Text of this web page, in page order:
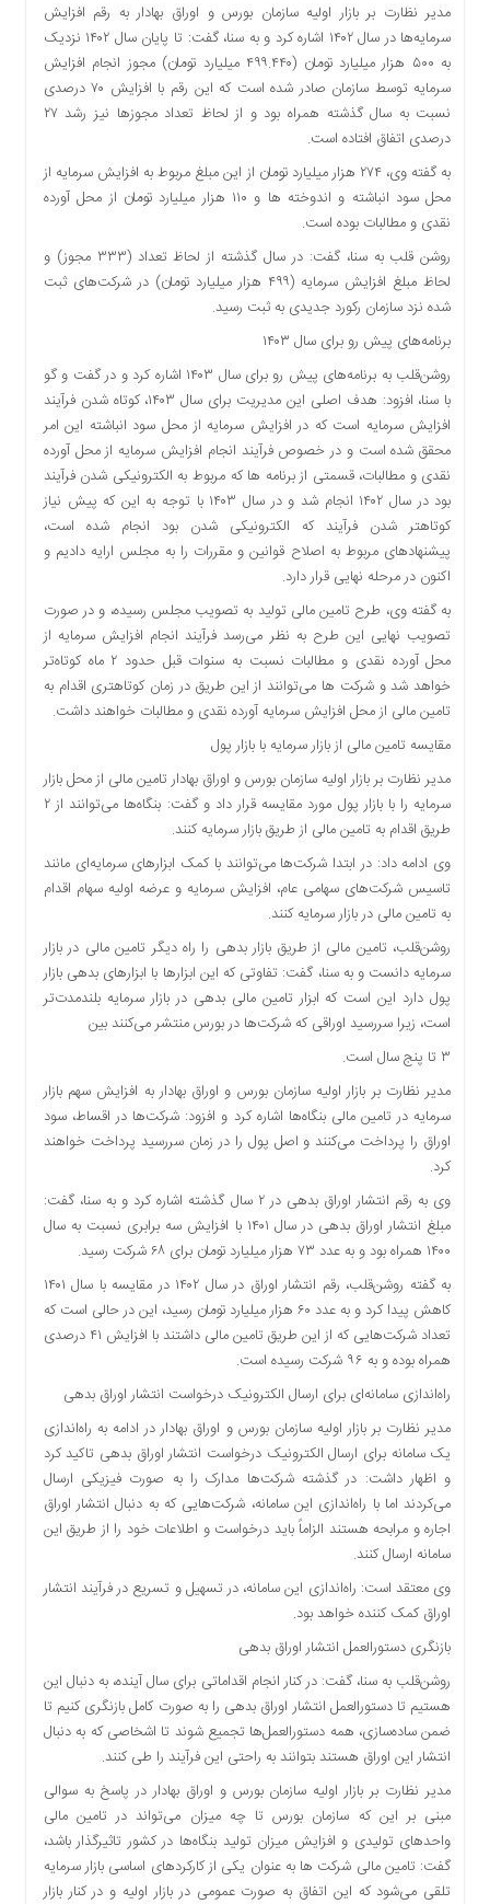
بین
الملل
یادداشت
چند
رسانه
یادداشت
مدیر نظارت بر بازار اولیه سازمان بورس و اوراق بهادار به رقم افزایش
سرمایه‌ها در سال ۱۴۰۲ اشاره کرد و به سنا، گفت: تا پایان سال ۱۴۰۲ نزدیک
به ۵۰۰ هزار میلیارد تومان (۴۹۹.۴۴۰ میلیارد تومان) مجوز انجام افزایش
سرمایه توسط سازمان صادر شده است که این رقم با افزایش ۷۰ درصدی
نسبت به سال گذشته همراه بود و از لحاظ تعداد مجوزها نیز رشد ۲۷
درصدی اتفاق افتاده است.
به گفته وی، ۲۷۴ هزار میلیارد تومان از این مبلغ مربوط به افزایش سرمایه از
محل سود انباشته و اندوخته ها و ۱۱۰ هزار میلیارد تومان از محل آورده
نقدی و مطالبات بوده است.
روشن قلب به سنا، گفت: در سال گذشته از لحاظ تعداد (۳۳۳ مجوز) و
لحاظ مبلغ افزایش سرمایه (۴۹۹ هزار میلیارد تومان) در شرکت‌های ثبت
شده نزد سازمان رکورد جدیدی به ثبت رسید.
برنامه‌های پیش رو برای سال ۱۴۰۳
روشن‌قلب به برنامه‌های پیش رو برای سال ۱۴۰۳ اشاره کرد و در گفت و گو
با سنا، افزود: هدف اصلی این مدیریت برای سال ۱۴۰۳، کوتاه شدن فرآیند
افزایش سرمایه است که در افزایش سرمایه از محل سود انباشته این امر
محقق شده است و در خصوص فرآیند انجام افزایش سرمایه از محل آورده
نقدی و مطالبات، قسمتی از برنامه ها که مربوط به الکترونیکی شدن فرآیند
بود در سال ۱۴۰۲ انجام شد و در سال ۱۴۰۳ با توجه به این که پیش نیاز
کوتاهتر شدن فرآیند که الکترونیکی شدن بود انجام شده است،
پیشنهادهای مربوط به اصلاح قوانین و مقررات را به مجلس ارایه دادیم و
اکنون در مرحله نهایی قرار دارد.
به گفته وی، طرح تامین مالی تولید به تصویب مجلس رسیده، و در صورت
تصویب نهایی این طرح به نظر می‌رسد فرآیند انجام افزایش سرمایه از
محل آورده نقدی و مطالبات نسبت به سنوات قبل حدود ۲ ماه کوتاه‌تر
خواهد شد و شرکت ها می‌توانند از این طریق در زمان کوتاهتری اقدام به
تامین مالی از محل افزایش سرمایه آورده نقدی و مطالبات خواهند داشت.
مقایسه تامین مالی از بازار سرمایه با بازار پول
مدیر نظارت بر بازار اولیه سازمان بورس و اوراق بهادار تامین مالی از محل بازار
سرمایه را با بازار پول مورد مقایسه قرار داد و گفت: بنگاه‌ها می‌توانند از ۲
طریق اقدام به تامین مالی از طریق بازار سرمایه کنند.
وی ادامه داد: در ابتدا شرکت‌ها می‌توانند با کمک ابزارهای سرمایه‌ای مانند
تاسیس شرکت‌های سهامی عام، افزایش سرمایه و عرضه اولیه سهام اقدام
به تامین مالی در بازار سرمایه کنند.
روشن‌قلب، تامین مالی از طریق بازار بدهی را راه‌ دیگر تامین مالی در بازار
سرمایه دانست و به سنا، گفت: تفاوتی که این ابزارها با ابزارهای بدهی بازار
پول دارد این است که ابزار تامین مالی بدهی در بازار سرمایه بلندمدت‌تر
است، زیرا سررسید اوراقی که شرکت‌ها در بورس منتشر می‌کنند بین
۳ تا پنج سال است.
مدیر نظارت بر بازار اولیه سازمان بورس و اوراق بهادار به افزایش سهم بازار
سرمایه در تامین مالی بنگاه‌ها اشاره کرد و افزود: شرکت‌ها در اقساط، سود
اوراق را پرداخت می‌کنند و اصل پول را در زمان سررسید پرداخت خواهند
کرد.
وی به رقم انتشار اوراق بدهی در ۲ سال گذشته اشاره کرد و به سنا، گفت:
مبلغ انتشار اوراق بدهی در سال ۱۴۰۱ با افزایش سه برابری نسبت به سال
۱۴۰۰ همراه بود و به عدد ۷۳ هزار میلیارد تومان برای ۶۸ شرکت رسید.
به گفته روشن‌قلب، رقم انتشار اوراق در سال ۱۴۰۲ در مقایسه با سال ۱۴۰۱
کاهش پیدا کرد و به عدد ۶۰ هزار میلیارد تومان رسید، این در حالی است که
تعداد شرکت‌هایی که از این طریق تامین مالی داشتند با افزایش ۴۱ درصدی
همراه بوده و به ۹۶ شرکت رسیده است.
راه‌اندازی سامانه‌ای برای ارسال الکترونیک درخواست انتشار اوراق بدهی
مدیر نظارت بر بازار اولیه سازمان بورس و اوراق بهادار در ادامه به راه‌اندازی
یک سامانه برای ارسال الکترونیک درخواست انتشار اوراق بدهی تاکید کرد
و اظهار داشت: در گذشته شرکت‌ها مدارک را به صورت فیزیکی ارسال
می‌کردند اما با راه‌اندازی این سامانه، شرکت‌هایی که به دنبال انتشار اوراق
اجاره و مرابحه هستند الزاماً باید درخواست و اطلاعات خود را از طریق این
سامانه ارسال کنند.
وی معتقد است: راه‌اندازی این سامانه، در تسهیل و تسریع در فرآیند انتشار
اوراق کمک کننده خواهد بود.
بازنگری دستورالعمل انتشار اوراق بدهی
روشن‌قلب به سنا، گفت: در کنار انجام اقداماتی برای سال آینده، به دنبال این
هستیم تا دستورالعمل انتشار اوراق بدهی را به صورت کامل بازنگری کنیم تا
ضمن ساده‌سازی، همه دستورالعمل‌ها تجمیع شوند تا اشخاصی که به دنبال
انتشار این اوراق هستند بتوانند به راحتی این فرآیند را طی کنند.
مدیر نظارت بر بازار اولیه سازمان بورس و اوراق بهادار در پاسخ به سوالی
مبنی بر این که سازمان بورس تا چه میزان می‌تواند در تامین مالی
واحدهای تولیدی و افزایش میزان تولید بنگاه‌ها در کشور تاثیرگذار باشد،
گفت: تامین مالی شرکت ها به عنوان یکی از کارکردهای اساسی بازار سرمایه
تلقی می‌شود که این اتفاق به صورت عمومی در بازار اولیه و در کنار بازار